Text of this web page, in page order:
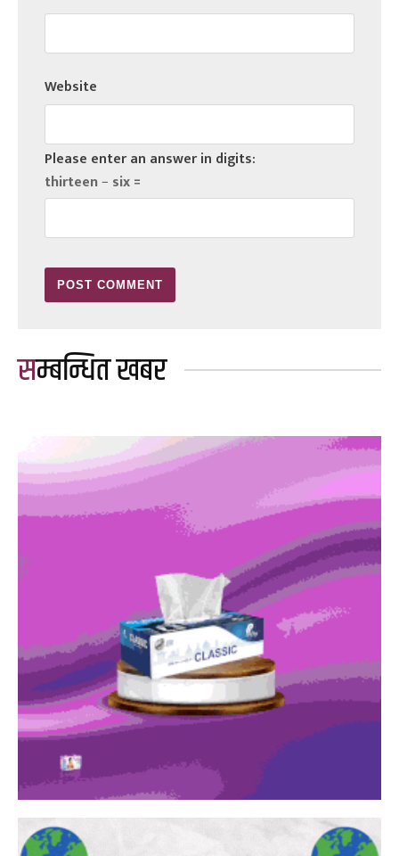
Website
Please enter an answer in digits:
thirteen − six =
सम्बन्धित खबर